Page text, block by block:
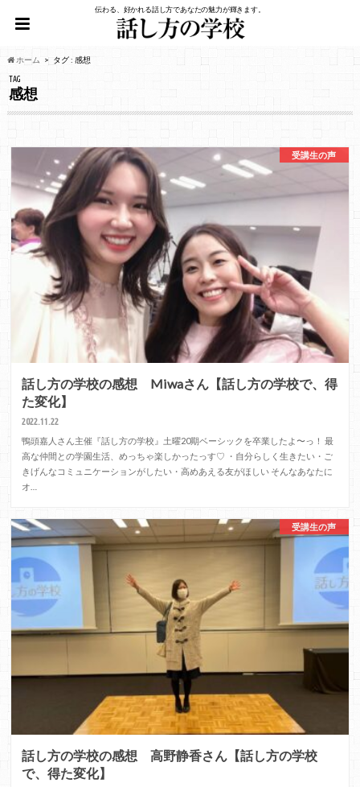
伝わる、好かれる話し方であなたの魅力が輝きます。
ホーム タグ : 感想
TAG
感想
受講生の声
話し方の学校の感想 Miwaさん【話し方の学校で、得
た変化】
2022.11.22
鴨頭嘉人さん主催『話し方の学校』土曜20期ベーシックを卒業したよ〜っ！ 最
高な仲間との学園生活、めっちゃ楽しかったっす♡ ・自分らしく生きたい・ご
きげんなコミュニケーションがしたい・高めあえる友がほしい そんなあなたに
オ…
受講生の声
話し方の学校の感想 高野静香さん【話し方の学校
で、得た変化】